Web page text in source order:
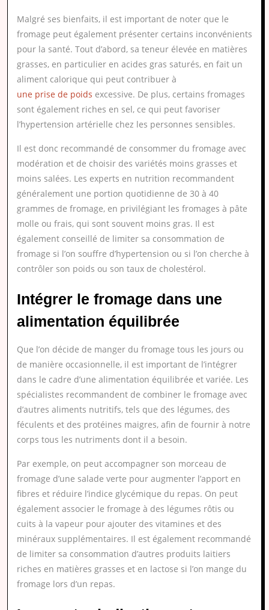
Malgré ses bienfaits, il est important de noter que le
fromage peut également présenter certains inconvénients
pour la santé. Tout d’abord, sa teneur élevée en matières
grasses, en particulier en acides gras saturés, en fait un
aliment calorique qui peut contribuer à
une prise de poids excessive. De plus, certains fromages
sont également riches en sel, ce qui peut favoriser
l’hypertension artérielle chez les personnes sensibles.
Il est donc recommandé de consommer du fromage avec
modération et de choisir des variétés moins grasses et
moins salées. Les experts en nutrition recommandent
généralement une portion quotidienne de 30 à 40
grammes de fromage, en privilégiant les fromages à pâte
molle ou frais, qui sont souvent moins gras. Il est
également conseillé de limiter sa consommation de
fromage si l’on souffre d’hypertension ou si l’on cherche à
contrôler son poids ou son taux de cholestérol.
Intégrer le fromage dans une
alimentation équilibrée
Que l’on décide de manger du fromage tous les jours ou
de manière occasionnelle, il est important de l’intégrer
dans le cadre d’une alimentation équilibrée et variée. Les
spécialistes recommandent de combiner le fromage avec
d’autres aliments nutritifs, tels que des légumes, des
féculents et des protéines maigres, afin de fournir à notre
corps tous les nutriments dont il a besoin.
Par exemple, on peut accompagner son morceau de
fromage d’une salade verte pour augmenter l’apport en
fibres et réduire l’indice glycémique du repas. On peut
également associer le fromage à des légumes rôtis ou
cuits à la vapeur pour ajouter des vitamines et des
minéraux supplémentaires. Il est également recommandé
de limiter sa consommation d’autres produits laitiers
riches en matières grasses et en lactose si l’on mange du
fromage lors d’un repas.